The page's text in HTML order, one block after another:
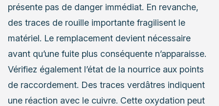
présente pas de danger immédiat. En revanche,
des traces de rouille importante fragilisent le
matériel. Le remplacement devient nécessaire
avant qu’une fuite plus conséquente n’apparaisse.
Vérifiez également l’état de la nourrice aux points
de raccordement. Des traces verdâtres indiquent
une réaction avec le cuivre. Cette oxydation peut